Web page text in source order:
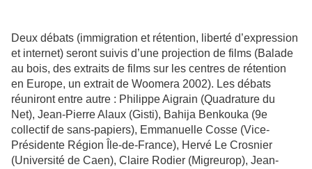
Deux débats (immigration et rétention, liberté d’expression
et internet) seront suivis d’une projection de films (Balade
au bois, des extraits de films sur les centres de rétention
en Europe, un extrait de Woomera 2002). Les débats
réuniront entre autre : Philippe Aigrain (Quadrature du
Net), Jean-Pierre Alaux (Gisti), Bahija Benkouka (9e
collectif de sans-papiers), Emmanuelle Cosse (Vice-
Présidente Région Île-de-France), Hervé Le Crosnier
(Université de Caen), Claire Rodier (Migreurop), Jean-